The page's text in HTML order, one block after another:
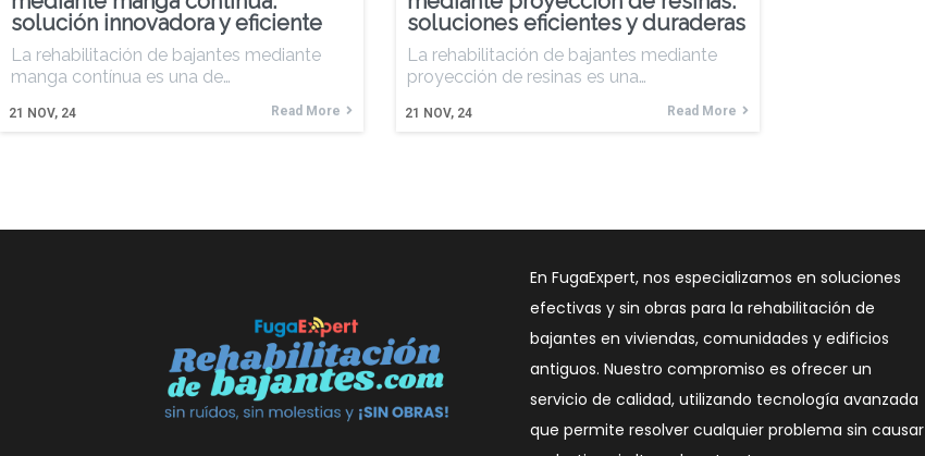
solución innovadora y eficiente
21 NOV, 24
La rehabilitación de bajantes mediante
manga contínua es una de…
Read More
soluciones eficientes y duraderas
21 NOV, 24
La rehabilitación de bajantes mediante
proyección de resinas es una…
Read More
En FugaExpert, nos especializamos en soluciones
efectivas y sin obras para la rehabilitación de
bajantes en viviendas, comunidades y edificios
antiguos. Nuestro compromiso es ofrecer un
servicio de calidad, utilizando tecnología avanzada
que permite resolver cualquier problema sin causar